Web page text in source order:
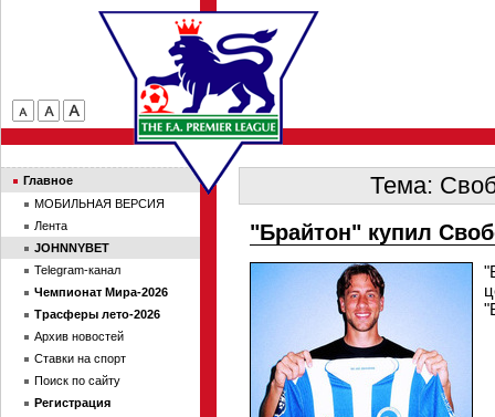
Тема:
"Брайтон" купил
Главное
МОБИЛЬНАЯ ВЕРСИЯ
Лента
JOHNNYBET
Telegram-канал
Чемпионат Мира-2026
Трасферы лето-2026
Архив новостей
Ставки на спорт
Поиск по сайту
Регистрация